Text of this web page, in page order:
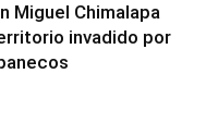
Miguel Chimalapa
invadido por